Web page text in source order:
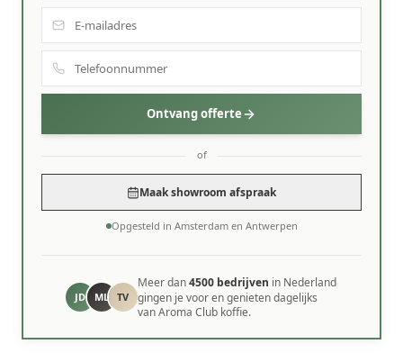
Ontvang offerte
of
Maak showroom afspraak
Opgesteld in Amsterdam en Antwerpen
JD ML TV
Meer dan4500 bedrijven in Nederland
gingen je voor en genieten dagelijks
van Aroma Club koffie.